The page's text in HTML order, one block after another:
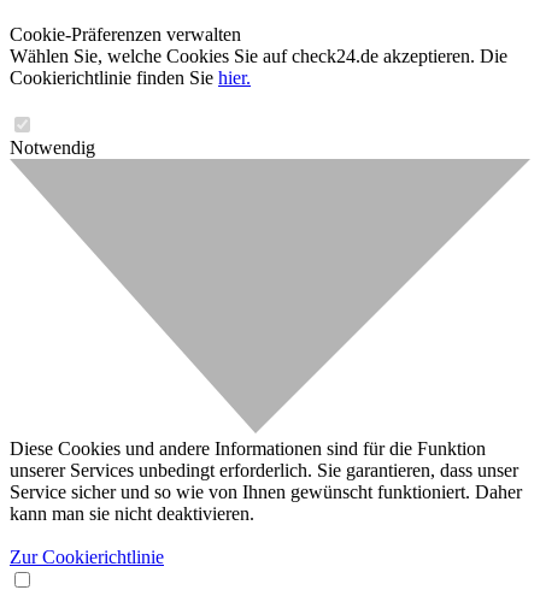
Cookie-Präferenzen verwalten
Wählen Sie, welche Cookies Sie auf check24.de akzeptieren. Die
Cookierichtlinie finden Sie hier.
Notwendig
Diese Cookies und andere Informationen sind für die Funktion
unserer Services unbedingt erforderlich. Sie garantieren, dass unser
Service sicher und so wie von Ihnen gewünscht funktioniert. Daher
kann man sie nicht deaktivieren.
Zur Cookierichtlinie